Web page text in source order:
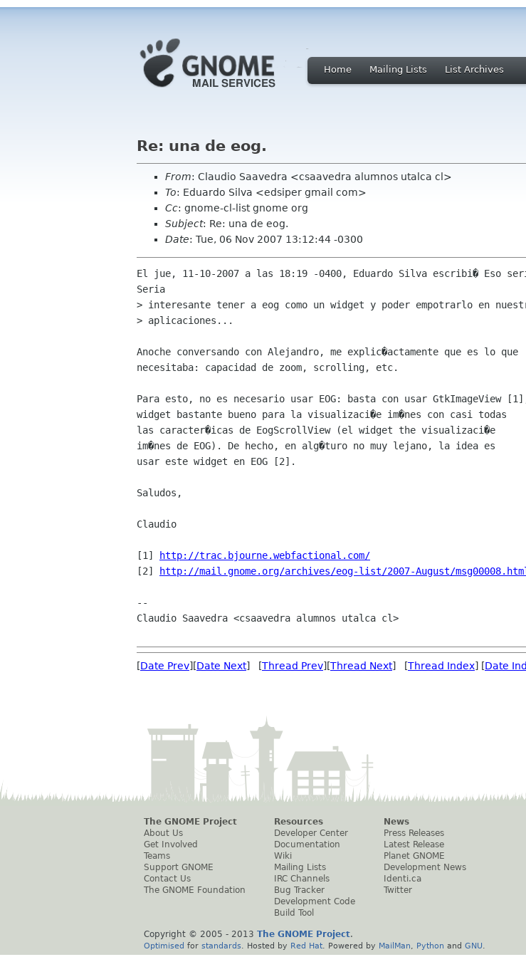
Home Mailing Lists List Archives
Re: una de eog.
From: Claudio Saavedra <csaavedra alumnos utalca cl>
To: Eduardo Silva <edsiper gmail com>
Cc: gnome-cl-list gnome org
Subject: Re: una de eog.
Date: Tue, 06 Nov 2007 13:12:44 -0300
El jue, 11-10-2007 a las 18:19 -0400, Eduardo Silva escribi� Eso
Seria
> interesante tener a eog como un widget y poder empotrarlo en
> aplicaciones...
Anoche conversando con Alejandro, me explic�actamente que es lo que
necesitaba: capacidad de zoom, scrolling, etc.
Para esto, no es necesario usar EOG: basta con usar GtkImageView
widget bastante bueno para la visualizaci�e im�nes con casi todas
las caracter�icas de EogScrollView (el widget the visualizaci�e
im�nes de EOG). De hecho, en alg�turo no muy lejano, la idea es
usar este widget en EOG [2].
Saludos,
Claudio
[1]
http://trac.bjourne.webfactional.com/
[2]
http://mail.gnome.org/archives/eog-list/2007-August/
--
Claudio Saavedra <csaavedra alumnos utalca cl>
[Date Prev][Date Next] [Thread Prev][Thread Next] [Thread Index] [Date
The GNOME Project
About Us
Get Involved
Teams
Support GNOME
Contact Us
The GNOME Foundation
Resources
Developer Center
Documentation
Wiki
Mailing Lists
IRC Channels
Bug Tracker
Development Code
Build Tool
News
Press Releases
Latest Release
Planet GNOME
Development News
Identi.ca
Twitter
Copyright © 2005 - 2013 The GNOME Project.
Optimised for standards . Hosted by Red Hat . Powered by MailMan Python and GNU